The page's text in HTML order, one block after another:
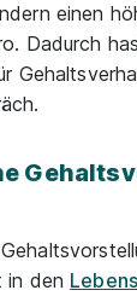
einen
Dadurch
in den